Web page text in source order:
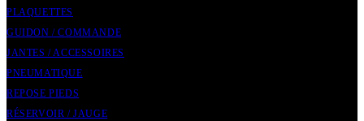
PLAQUETTES
GUIDON / COMMANDE
JANTES / ACCESSOIRES
PNEUMATIQUE
REPOSE PIEDS
RÉSERVOIR / JAUGE